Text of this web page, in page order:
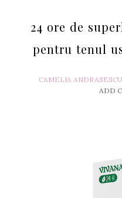
24 ore de
pentru tenul
CAMELIA ANDRASESCU
ADD